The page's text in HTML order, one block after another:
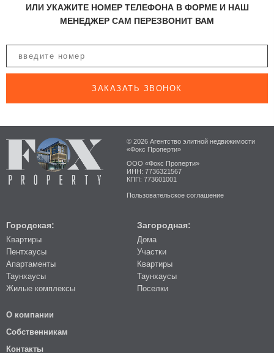
ИЛИ УКАЖИТЕ НОМЕР ТЕЛЕФОНА В ФОРМЕ И НАШ
МЕНЕДЖЕР САМ ПЕРЕЗВОНИТ ВАМ
ЗАКАЗАТЬ ЗВОНОК
© 2026 Агентство элитной недвижимости
«Фокс Проперти»
ООО «Фокс Проперти»
ИНН: 7736321567
КПП: 773601001
Пользовательское соглашение
Городская:
Квартиры
Пентхаусы
Апартаменты
Таунхаусы
Жилые комплексы
Загородная:
Дома
Участки
Квартиры
Таунхаусы
Поселки
О компании
Собственникам
Контакты